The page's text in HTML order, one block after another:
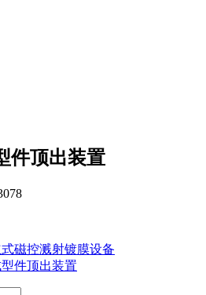
件顶出装置
磁控溅射镀膜设备
件顶出装置